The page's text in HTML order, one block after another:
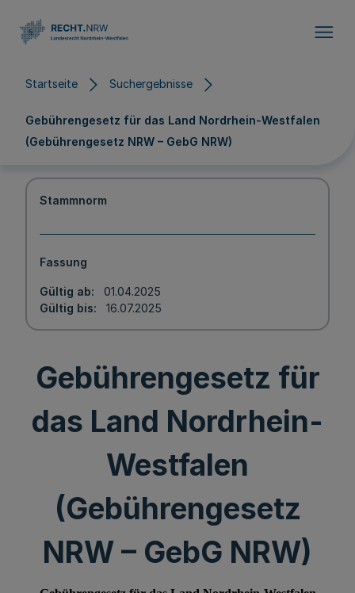
Startseite Suchergebnisse
Gebührengesetz für das Land Nordrhein-Westfalen
(Gebührengesetz NRW – GebG NRW)
Stammnorm
Fassung
Gültig ab
01.04.2025
Gültig bis
16.07.2025
Gebührengesetz für
das Land Nordrhein-
Westfalen
(Gebührengesetz
NRW – GebG NRW)